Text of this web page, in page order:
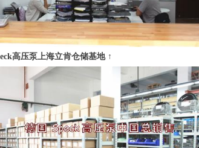
高压泵上海立肯仓储基地 ↑